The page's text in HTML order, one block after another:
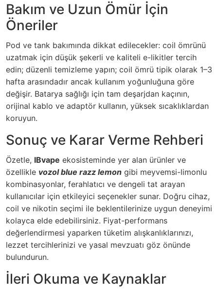
Bakım ve Uzun Ömür İçin
Öneriler
Pod ve tank bakımında dikkat edilecekler: coil ömrünü
uzatmak için düşük şekerli ve kaliteli e-likitler tercih
edin; düzenli temizleme yapın; coil ömrü tipik olarak 1–3
hafta arasındadır ancak kullanım yoğunluğuna göre
değişir. Batarya sağlığı için tam deşarjdan kaçının,
orijinal kablo ve adaptör kullanın, yüksek sıcaklıklardan
koruyun.
Sonuç ve Karar Verme Rehberi
Özetle, IBvape ekosisteminde yer alan ürünler ve
özellikle vozol blue razz lemon gibi meyvemsi-limonlu
kombinasyonlar, ferahlatıcı ve dengeli tat arayan
kullanıcılar için etkileyici seçenekler sunar. Doğru cihaz,
coil ve nikotin seçimi ile beklentilerinize uygun deneyimi
kolayca elde edebilirsiniz. Fiyat-performans
değerlendirmesi yaparken tüketim alışkanlıklarınızı,
lezzet tercihlerinizi ve yasal mevzuatı göz önünde
bulundurun.
İleri Okuma ve Kaynaklar